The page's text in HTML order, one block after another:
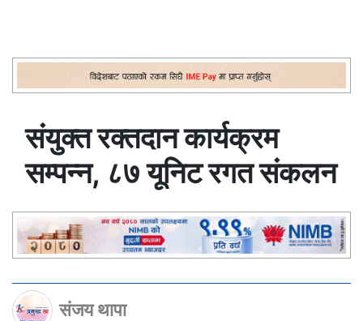
संयुक्त रक्तदान कार्यक्रम
सम्पन्न, ८७ यूनिट रगत संकलन
संजय थापा